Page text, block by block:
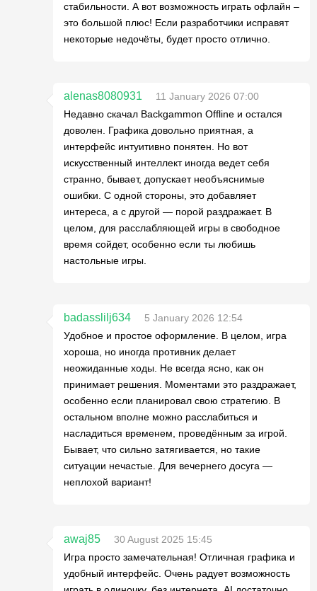
стабильности. А вот возможность играть офлайн –
это большой плюс! Если разработчики исправят
некоторые недочёты, будет просто отлично.
alenas8080931
11 January 2026 07:00
Недавно скачал Backgammon Offline и остался
доволен. Графика довольно приятная, а
интерфейс интуитивно понятен. Но вот
искусственный интеллект иногда ведет себя
странно, бывает, допускает необъяснимые
ошибки. С одной стороны, это добавляет
интереса, а с другой — порой раздражает. В
целом, для расслабляющей игры в свободное
время сойдет, особенно если ты любишь
настольные игры.
badasslilj634
5 January 2026 12:54
Удобное и простое оформление. В целом, игра
хороша, но иногда противник делает
неожиданные ходы. Не всегда ясно, как он
принимает решения. Моментами это раздражает,
особенно если планировал свою стратегию. В
остальном вполне можно расслабиться и
насладиться временем, проведённым за игрой.
Бывает, что сильно затягивается, но такие
ситуации нечастые. Для вечернего досуга —
неплохой вариант!
awaj85
30 August 2025 15:45
Игра просто замечательная! Отличная графика и
удобный интерфейс. Очень радует возможность